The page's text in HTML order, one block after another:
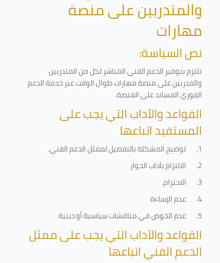
والمتدربين على منصة
مهارات
نص السياسة:
نلتزم بتوفير الدعم الفني المباشر لكل من المتدربين
والمدربين على منصة مهارات طوال الوقت عبر خدمة الدعم
الفوري المساند على المنصة.
القواعد والآداب التي يجب على
المستفيد اتباعها
1. توضيح المشكلة بالتفصيل لممثل الدعم الفني.
2.
الالتزام بآداب الحوار
3.
الاحترام.
4.
عدم الإساءة
5.
عدم الخوض في مناقشات سياسية أو دينية
القواعد والآداب التي يجب على ممثل
الدعم الفني اتباعها